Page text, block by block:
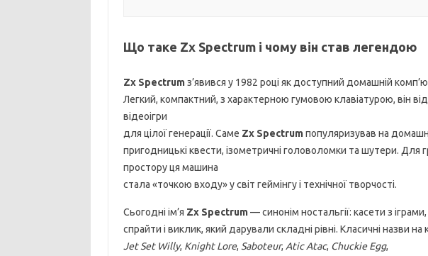
Що таке Zx Spectrum і чому він став легендою
Zx Spectrumз’явився у 1982 році як доступний домашній
Легкий, компактний, з характерною гумовою клавіатурою, він
відеоігри
для цілої генерації. Саме Zx Spectrumпопуляризував на
пригодницькі квести, ізометричні головоломки та шутери. Для
простору ця машина
стала «точкою входу» у світ геймінгу і технічної творчості.
Сьогодні ім’я Zx Spectrum— синонім ностальгії: касети з
спрайти і виклик, який дарували складні рівні. Класичні назви на
Jet Set Willy, Knight Lore, Saboteur, Atic Atac, Chuckie Egg,